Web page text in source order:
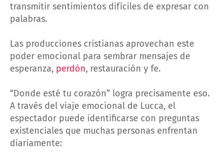
transmitir sentimientos difíciles de expresar con
palabras.
Las producciones cristianas aprovechan este
poder emocional para sembrar mensajes de
esperanza, perdón, restauración y fe.
“Donde esté tu corazón” logra precisamente eso.
A través del viaje emocional de Lucca, el
espectador puede identificarse con preguntas
existenciales que muchas personas enfrentan
diariamente: